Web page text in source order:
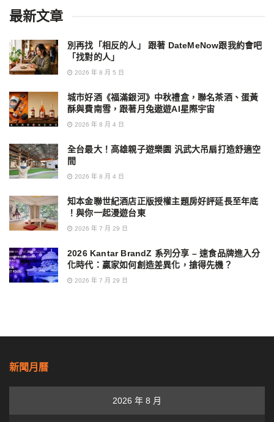
最新文章
別再找「相反的人」 跟著 DateMeNow跟我約會吧
「找對的人」
2026 年 8 月 5 日
城市好酒《福滿銀河》中秋禮盒，聯名茶酒、蛋黃
酥與費南雪，跟著月兔遨遊AI星際宇宙
2026 年 8 月 4 日
全台最大！高雄親子遊樂園 汎武大吊扇打造舒適空
間
2026 年 8 月 4 日
知本金聯世紀酒店正版授權主題房好評延長至年底
！與你一起漫遊台東
2026 年 7 月 29 日
2026 Kantar BrandZ 系列分享 – 速食品牌進入分
化時代：贏家如何創造差異化，搶得先機？
2026 年 7 月 29 日
新聞月曆
2026 年 8 月